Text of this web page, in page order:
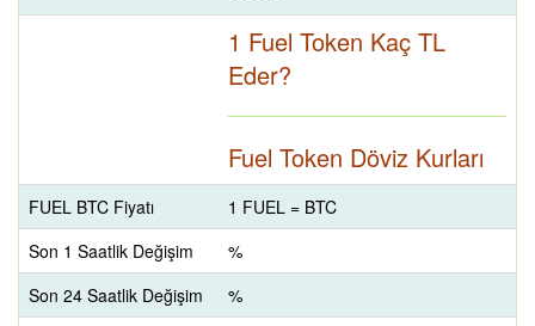
1 Fuel Token Kaç TL
Eder?
Fuel Token Döviz Kurları
FUEL BTC Fiyatı
1 FUEL = BTC
Son 1 Saatlik Değişim
%
Son 24 Saatlik Değişim
%